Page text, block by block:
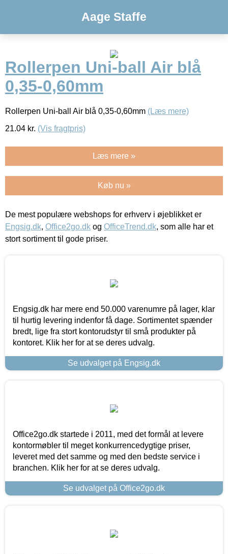
Aage Staffe
Rollerpen Uni-ball Air blå
0,35-0,60mm
Rollerpen Uni-ball Air blå 0,35-0,60mm (Læs mere)
21.04 kr. (Vis fragtpris)
Læs mere »
Køb nu »
De mest populære webshops for erhverv i øjeblikket er
Engsig.dk, Office2go.dk og OfficeTrend.dk, som alle har et
stort sortiment til gode priser.
Engsig.dk har mere end 50.000 varenumre på lager, klar
til hurtig levering indenfor få dage. Sortimentet spænder
bredt, lige fra stort kontorudstyr til små produkter på
kontoret. Klik her for at se deres udvalg.
Se udvalget på Engsig.dk
Office2go.dk startede i 2011, med det formål at levere
kontormøbler til meget konkurrencedygtige priser,
leveret med det samme og med den bedste service i
branchen. Klik her for at se deres udvalg.
Se udvalget på Office2go.dk